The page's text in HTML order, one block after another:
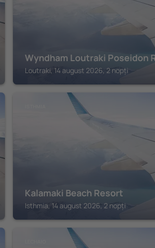
Wyndham Loutraki Poseidon
Loutraki, 14 august 2026, 2 nopți
Kalamaki Beach Resort
Isthmia, 14 august 2026, 2 nopți